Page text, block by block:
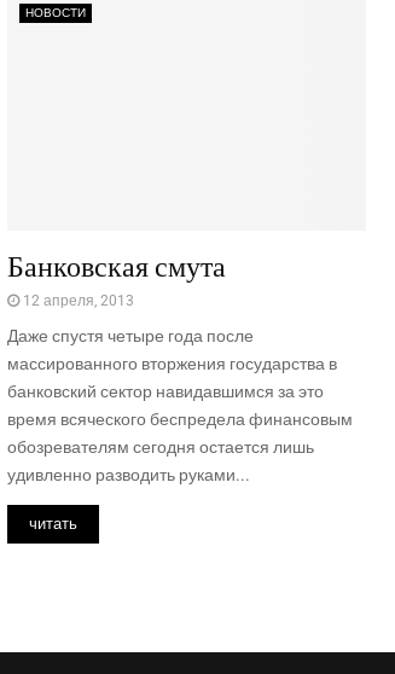
НОВОСТИ
Банковская смута
12 апреля, 2013
Даже спустя четыре года после
массированного вторжения государства в
банковский сектор навидавшимся за это
время всяческого беспредела финансовым
обозревателям сегодня остается лишь
удивленно разводить руками...
читать